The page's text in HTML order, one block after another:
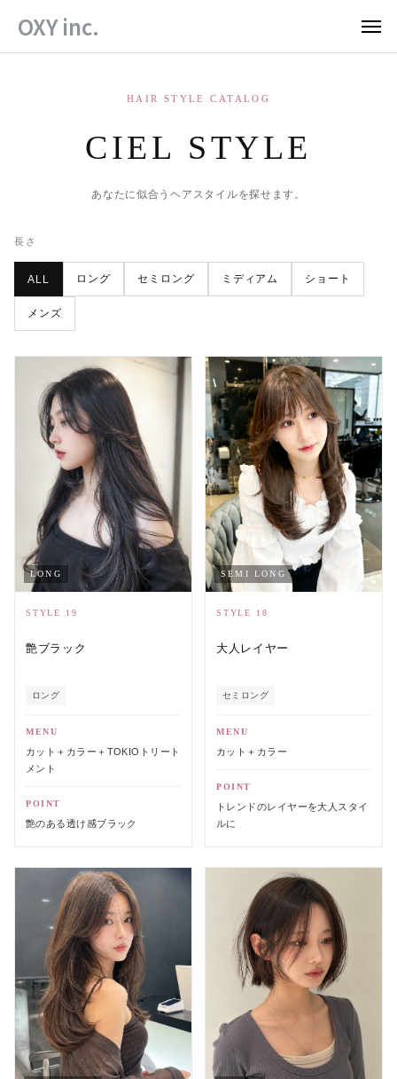
OXY inc.
HAIR STYLE CATALOG
CIEL STYLE
あなたに似合うヘアスタイルを探せます。
長さ
ALL ロング セミロング ミディアム ショート
メンズ
LONG
STYLE 19
艶ブラック
ロング
MENU
カット＋カラー＋TOKIOトリート
メント
POINT
艶のある透け感ブラック
SEMI LONG
STYLE 18
大人レイヤー
セミロング
MENU
カット＋カラー
POINT
トレンドのレイヤーを大人スタイ
ルに